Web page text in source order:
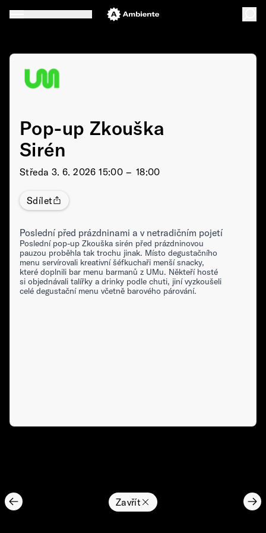
Pop-up Zkouška
Sirén
Středa 3. 6. 2026 15:00 –⁠⁠⁠⁠⁠⁠ 18:00
Sdílet
Poslední před prázdninami a v netradičním pojetí
Poslední pop-up Zkouška sirén před prázdninovou
pauzou proběhla tak trochu jinak. Místo degustačního
menu servírovali kreativní šéfkuchaři menší snacky,
které doplnili bar menu barmanů z UMu. Někteří hosté
si objednávali talířky a drinky podle chuti, jiní vyzkoušeli
celé degustační menu včetně barového párování.
Zavřít